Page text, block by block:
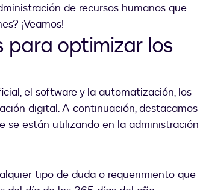
de recursos humanos que
¡Veamos!
para optimizar los
el software y la automatización, los
digital. A continuación, destacamos
se están utilizando en la administración
tipo de duda o requerimiento que